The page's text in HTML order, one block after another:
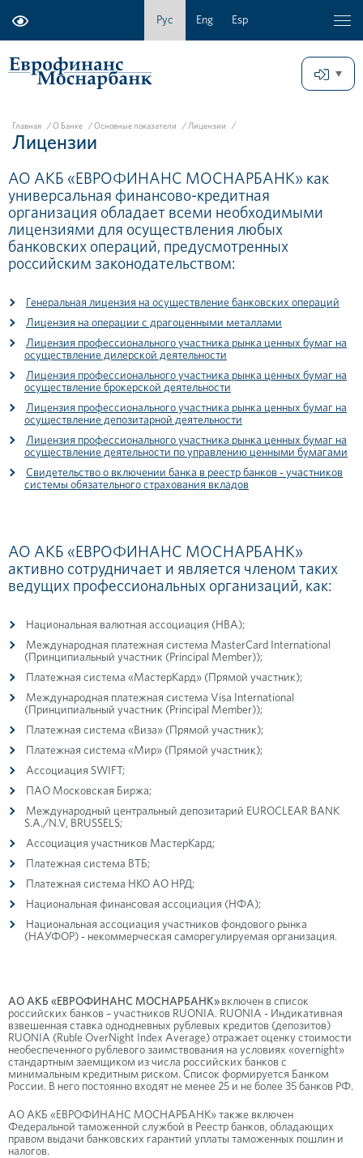
Рус Eng Esp
Главная / О Банке / Основные показатели / Лицензии /
Лицензии
АО АКБ «ЕВРОФИНАНС МОСНАРБАНК» как
универсальная финансово-кредитная
организация обладает всеми необходимыми
лицензиями для осуществления любых
банковских операций, предусмотренных
российским законодательством:
Генеральная лицензия на осуществление банковских операций
Лицензия на операции с драгоценными металлами
Лицензия профессионального участника рынка ценных бумаг на
осуществление дилерской деятельности
Лицензия профессионального участника рынка ценных бумаг на
осуществление брокерской деятельности
Лицензия профессионального участника рынка ценных бумаг на
осуществление депозитарной деятельности
Лицензия профессионального участника рынка ценных бумаг на
осуществление деятельности по управлению ценными бумагами
Свидетельство о включении банка в реестр банков - участников
системы обязательного страхования вкладов
АО АКБ «ЕВРОФИНАНС МОСНАРБАНК»
активно сотрудничает и является членом таких
ведущих профессиональных организаций, как:
Национальная валютная ассоциация (НВА);
Международная платежная система MasterCard International
(Принципиальный участник (Principal Member));
Платежная система «МастерКард» (Прямой участник);
Международная платежная система Visa International
(Принципиальный участник (Principal Member));
Платежная система «Виза» (Прямой участник);
Платежная система «Мир» (Прямой участник);
Ассоциация SWIFT;
ПАО Московская Биржа;
Международный центральный депозитарий EUROCLEAR BANK
S.A./N.V, BRUSSELS;
Ассоциация участников МастерКард;
Платежная система ВТБ;
Платежная система НКО АО НРД;
Национальная финансовая ассоциация (НФА);
Национальная ассоциация участников фондового рынка
(НАУФОР) - некоммерческая саморегулируемая организация.
АО АКБ «ЕВРОФИНАНС МОСНАРБАНК» включен в список
российских банков – участников RUONIA. RUONIA - Индикативная
взвешенная ставка однодневных рублевых кредитов (депозитов)
RUONIA (Ruble OverNight Index Average) отражает оценку стоимости
необеспеченного рублевого заимствования на условиях «overnight»
стан­дартным заемщиком из числа российских банков с
минимальным кредитным риском. Список формируется Банком
России. В него постоянно входят не менее 25 и не более 35 банков РФ.
АО АКБ «ЕВРОФИНАНС МОСНАРБАНК» также включен
Федеральной таможенной службой в Реестр банков, обладающих
правом выдачи банковских гарантий уплаты таможенных пошлин и
налогов.